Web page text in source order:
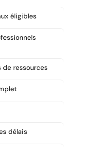
éligibles
de ressources
délais